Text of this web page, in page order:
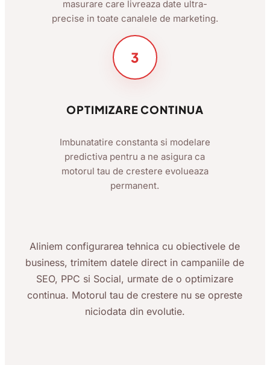
masurare care livreaza date ultra-
precise in toate canalele de marketing.
3
OPTIMIZARE CONTINUA
Imbunatatire constanta si modelare
predictiva pentru a ne asigura ca
motorul tau de crestere evolueaza
permanent.
Aliniem configurarea tehnica cu obiectivele de
business, trimitem datele direct in campaniile de
SEO, PPC si Social, urmate de o optimizare
continua. Motorul tau de crestere nu se opreste
niciodata din evolutie.